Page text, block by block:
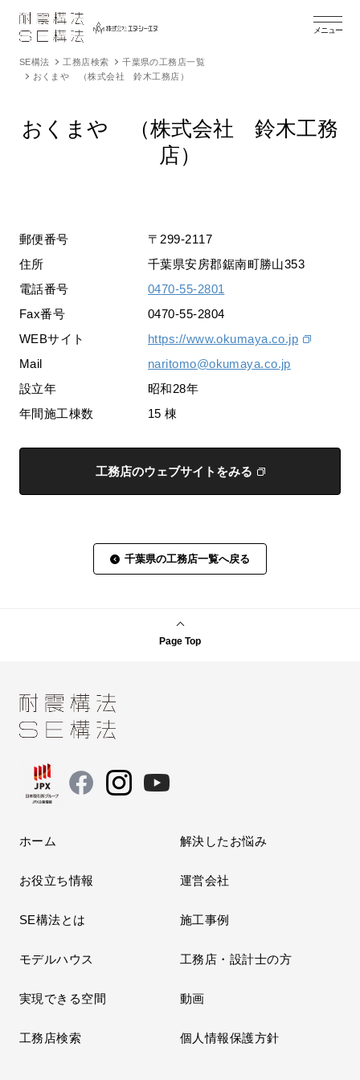
メニュー
SE構法 工務店検索
千葉県の工務店一覧
おくまや （株式会社 鈴木工務店）
おくまや （株式会社 鈴木工務
店）
郵便番号
〒299-2117
住所
千葉県安房郡鋸南町勝山353
電話番号
0470-55-2801
Fax番号
0470-55-2804
WEBサイト
https://www.okumaya.co.jp
Mail
naritomo@okumaya.co.jp
設立年
昭和28年
年間施工棟数
15 棟
工務店のウェブサイトをみる
千葉県の工務店一覧へ戻る
Page Top
ホーム 解決したお悩み
お役立ち情報 運営会社
SE構法とは 施工事例
モデルハウス 工務店・設計士の方
実現できる空間 動画
工務店検索 個人情報保護方針